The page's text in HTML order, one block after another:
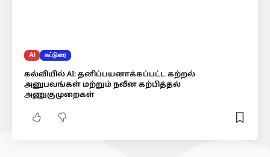
AI கட்டுரை
கல்வியில் AI: தனிப்பயனாக்கப்பட்ட கற்றல்
அனுபவங்கள் மற்றும் நவீன கற்பித்தல்
அணுகுமுறைகள்